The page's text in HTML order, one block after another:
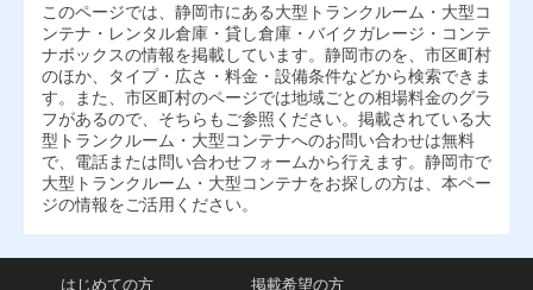
このページでは、静岡市にある大型トランクルーム・大型コ
ンテナ・レンタル倉庫・貸し倉庫・バイクガレージ・コンテ
ナボックスの情報を掲載しています。静岡市のを、市区町村
のほか、タイプ・広さ・料金・設備条件などから検索できま
す。また、市区町村のページでは地域ごとの相場料金のグラ
フがあるので、そちらもご参照ください。掲載されている大
型トランクルーム・大型コンテナへのお問い合わせは無料
で、電話または問い合わせフォームから行えます。静岡市で
大型トランクルーム・大型コンテナをお探しの方は、本ペー
ジの情報をご活用ください。
はじめての方 掲載希望の方